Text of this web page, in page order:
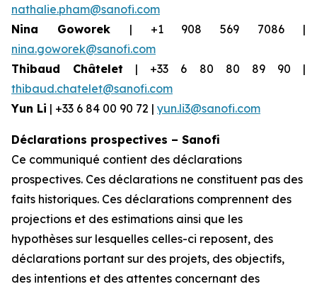
nathalie.pham@sanofi.com
Nina Goworek | +1 908 569 7086 |
nina.goworek@sanofi.com
Thibaud Châtelet | +33 6 80 80 89 90 |
thibaud.chatelet@sanofi.com
Yun Li | +33 6 84 00 90 72 | yun.li3@sanofi.com
Déclarations prospectives – Sanofi
Ce communiqué contient des déclarations
prospectives. Ces déclarations ne constituent pas des
faits historiques. Ces déclarations comprennent des
projections et des estimations ainsi que les
hypothèses sur lesquelles celles-ci reposent, des
déclarations portant sur des projets, des objectifs,
des intentions et des attentes concernant des